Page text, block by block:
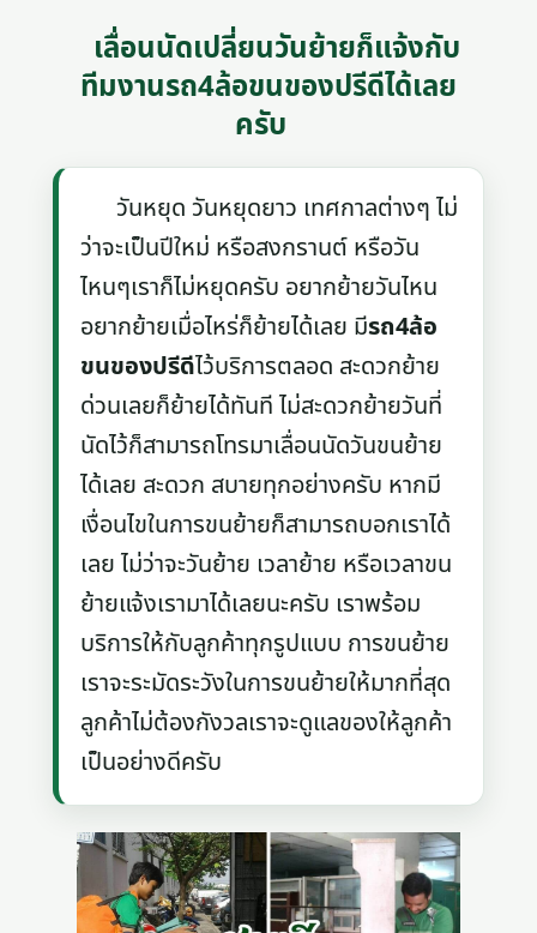
เลื่อนนัดเปลี่ยนวันย้ายก็แจ้งกับ
ทีมงานรถ4ล้อขนของปรีดีได้เลย
ครับ
วันหยุด วันหยุดยาว เทศกาลต่างๆ ไม่
ว่าจะเป็นปีใหม่ หรือสงกรานต์ หรือวัน
ไหนๆเราก็ไม่หยุดครับ อยากย้ายวันไหน
อยากย้ายเมื่อไหร่ก็ย้ายได้เลย มีรถ4ล้อ
ขนของปรีดีไว้บริการตลอด สะดวกย้าย
ด่วนเลยก็ย้ายได้ทันที ไม่สะดวกย้ายวันที่
นัดไว้ก็สามารถโทรมาเลื่อนนัดวันขนย้าย
ได้เลย สะดวก สบายทุกอย่างครับ หากมี
เงื่อนไขในการขนย้ายก็สามารถบอกเราได้
เลย ไม่ว่าจะวันย้าย เวลาย้าย หรือเวลาขน
ย้ายแจ้งเรามาได้เลยนะครับ เราพร้อม
บริการให้กับลูกค้าทุกรูปแบบ การขนย้าย
เราจะระมัดระวังในการขนย้ายให้มากที่สุด
ลูกค้าไม่ต้องกังวลเราจะดูแลของให้ลูกค้า
เป็นอย่างดีครับ